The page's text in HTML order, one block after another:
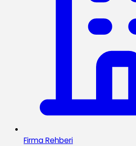
Firma Rehberi